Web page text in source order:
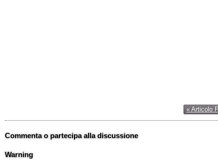
« Articolo
Commenta o partecipa alla discussione
Warning